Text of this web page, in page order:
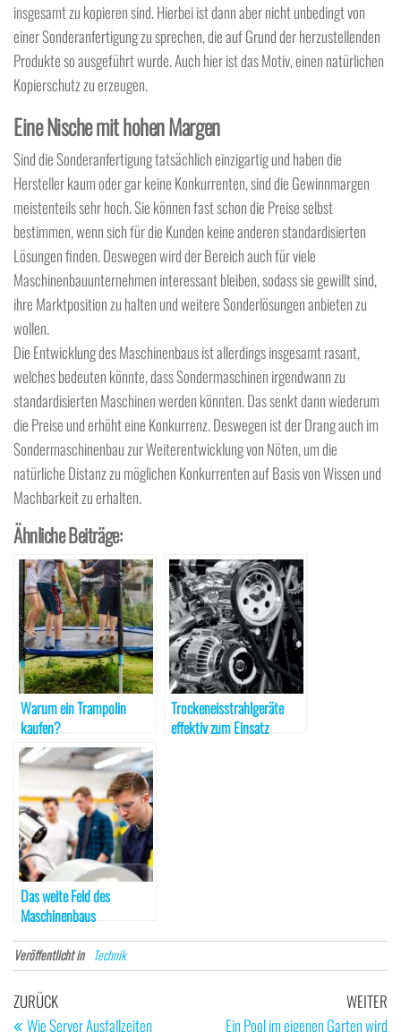
insgesamt zu kopieren sind. Hierbei ist dann aber nicht unbedingt von
einer Sonderanfertigung zu sprechen, die auf Grund der herzustellenden
Produkte so ausgeführt wurde. Auch hier ist das Motiv, einen natürlichen
Kopierschutz zu erzeugen.
Eine Nische mit hohen Margen
Sind die Sonderanfertigung tatsächlich einzigartig und haben die
Hersteller kaum oder gar keine Konkurrenten, sind die Gewinnmargen
meistenteils sehr hoch. Sie können fast schon die Preise selbst
bestimmen, wenn sich für die Kunden keine anderen standardisierten
Lösungen finden. Deswegen wird der Bereich auch für viele
Maschinenbauunternehmen interessant bleiben, sodass sie gewillt sind,
ihre Marktposition zu halten und weitere Sonderlösungen anbieten zu
wollen.
Die Entwicklung des Maschinenbaus ist allerdings insgesamt rasant,
welches bedeuten könnte, dass Sondermaschinen irgendwann zu
standardisierten Maschinen werden könnten. Das senkt dann wiederum
die Preise und erhöht eine Konkurrenz. Deswegen ist der Drang auch im
Sondermaschinenbau zur Weiterentwicklung von Nöten, um die
natürliche Distanz zu möglichen Konkurrenten auf Basis von Wissen und
Machbarkeit zu erhalten.
Ähnliche Beiträge:
Warum ein Trampolin
kaufen?
Trockeneisstrahlgeräte
effektiv zum Einsatz
Das weite Feld des
Maschinenbaus
Veröffentlicht in Technik
Beitragsnavigation
Vorheriger
Beitrag
ZURÜCK
Wie Server Ausfallzeiten
WEITER
Ein Pool im eigenen Garten wird